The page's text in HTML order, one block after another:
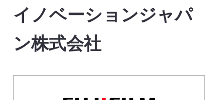
イノベーションジャパ
ン株式会社